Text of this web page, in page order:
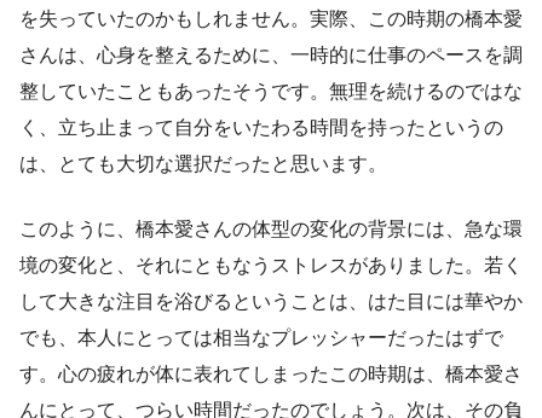
を失っていたのかもしれません。実際、この時期の橋本愛
さんは、心身を整えるために、一時的に仕事のペースを調
整していたこともあったそうです。無理を続けるのではな
く、立ち止まって自分をいたわる時間を持ったというの
は、とても大切な選択だったと思います。
このように、橋本愛さんの体型の変化の背景には、急な環
境の変化と、それにともなうストレスがありました。若く
して大きな注目を浴びるということは、はた目には華やか
でも、本人にとっては相当なプレッシャーだったはずで
す。心の疲れが体に表れてしまったこの時期は、橋本愛さ
んにとって、つらい時間だったのでしょう。次は、その負